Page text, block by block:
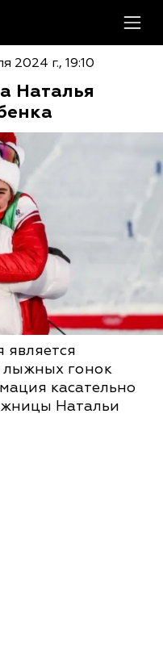
2024 г., 19:10
Наталья
является
гонок
касательно
Натальи